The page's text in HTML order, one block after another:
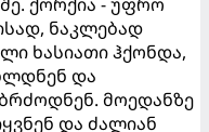
ნაკლებად
ხასიათი ჰქონდა,
და
მოედანზე
და ძალიან